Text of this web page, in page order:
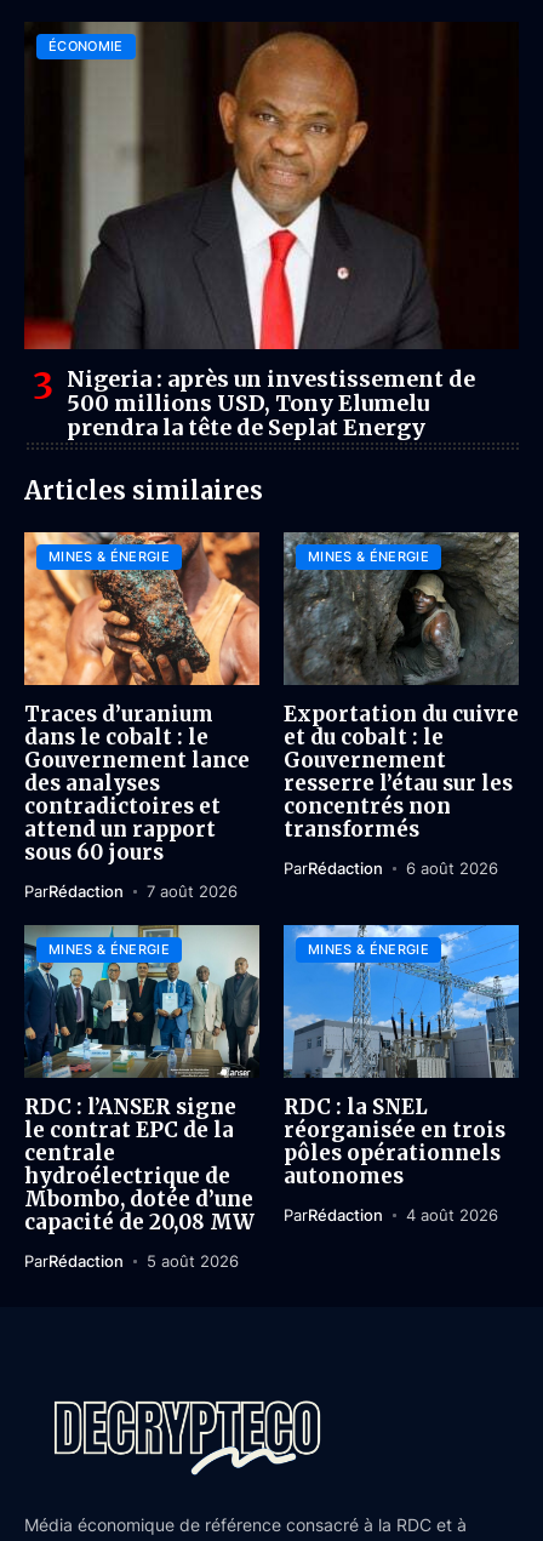
ÉCONOMIE
Nigeria : après un investissement de
500 millions USD, Tony Elumelu
prendra la tête de Seplat Energy
Articles similaires
MINES & ÉNERGIE
Traces d’uranium
dans le cobalt : le
Gouvernement lance
des analyses
contradictoires et
attend un rapport
sous 60 jours
ParRédaction 7 août 2026
MINES & ÉNERGIE
Exportation du cuivre
et du cobalt : le
Gouvernement
resserre l’étau sur les
concentrés non
transformés
ParRédaction 6 août 2026
MINES & ÉNERGIE
RDC : l’ANSER signe
le contrat EPC de la
centrale
hydroélectrique de
Mbombo, dotée d’une
capacité de 20,08 MW
ParRédaction 5 août 2026
MINES & ÉNERGIE
RDC : la SNEL
réorganisée en trois
pôles opérationnels
autonomes
ParRédaction 4 août 2026
Média économique de référence consacré à la RDC et à